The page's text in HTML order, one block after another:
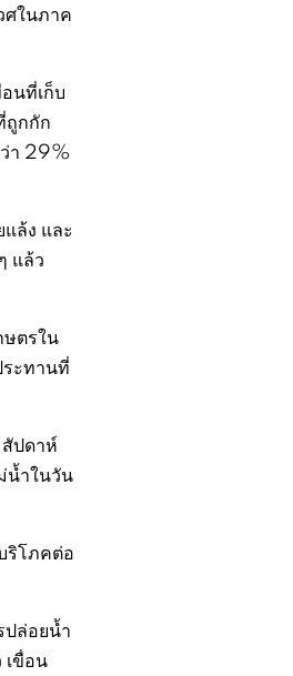
ศในภาค
นที่เก็บ
ถูกกัก
า 29%
ล้ง และ
แล้ว
ษตรใน
ะทานที่
ปดาห์
น้ำในวัน
ริโภคต่อ
ปล่อยน้ำ
เขื่อน